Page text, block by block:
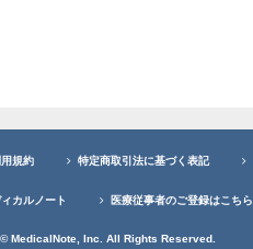
規約 特定商取引法に基づく表記
ィカルノート 医療従事者のご登録はこちら
© MedicalNote, Inc. All Rights Reserved.